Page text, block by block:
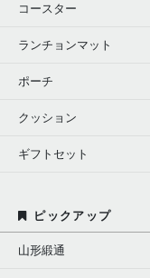
コースター
ランチョンマット
ポーチ
クッション
ギフトセット
ピックアップ
山形緞通